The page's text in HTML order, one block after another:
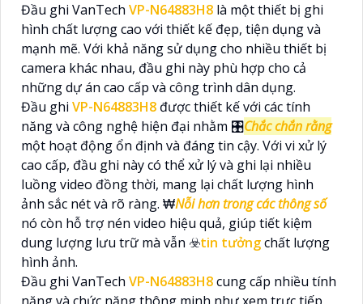
Đầu ghi VanTech VP-N64883H8 là một thiết bị ghi
hình chất lượng cao với thiết kế đẹp, tiện dụng và
mạnh mẽ. Với khả năng sử dụng cho nhiều thiết bị
camera khác nhau, đầu ghi này phù hợp cho cả
những dự án cao cấp và công trình dân dụng.
Đầu ghi VP-N64883H8 được thiết kế với các tính
năng và công nghệ hiện đại nhằm 🎛Chắc chắn rằng
một hoạt động ổn định và đáng tin cậy. Với vi xử lý
cao cấp, đầu ghi này có thể xử lý và ghi lại nhiều
luồng video đồng thời, mang lại chất lượng hình
ảnh sắc nét và rõ ràng. ₩Nỗi hơn trong các thông số
nó còn hỗ trợ nén video hiệu quả, giúp tiết kiệm
dung lượng lưu trữ mà vẫn ☣️tin tưởngchất lượng
hình ảnh.
Đầu ghi VanTech VP-N64883H8cung cấp nhiều tính